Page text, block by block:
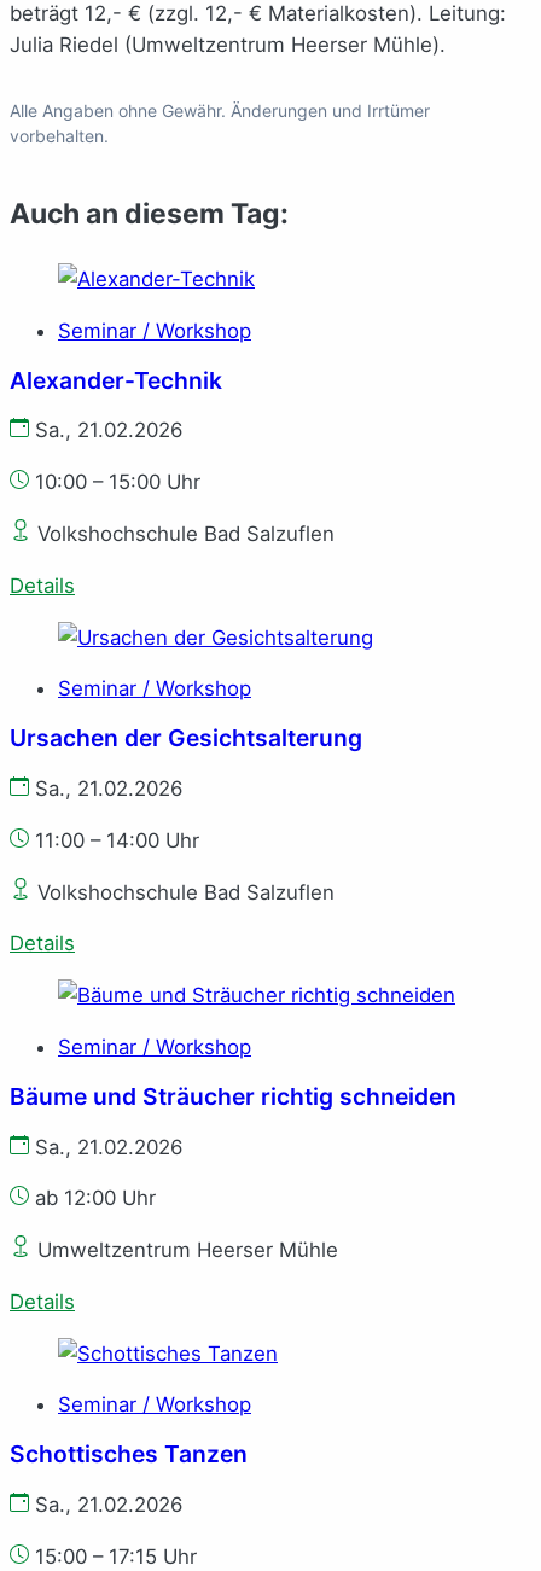
beträgt 12,- € (zzgl. 12,- € Materialkosten). Leitung:
Julia Riedel (Umweltzentrum Heerser Mühle).
Alle Angaben ohne Gewähr. Änderungen und Irrtümer
vorbehalten.
Auch an diesem Tag:
Seminar / Workshop
Alexander-Technik
Sa., 21.02.2026
10:00 – 15:00 Uhr
Volkshochschule Bad Salzuflen
Details
Seminar / Workshop
Ursachen der Gesichtsalterung
Sa., 21.02.2026
11:00 – 14:00 Uhr
Volkshochschule Bad Salzuflen
Details
Seminar / Workshop
Bäume und Sträucher richtig schneiden
Sa., 21.02.2026
ab 12:00 Uhr
Umweltzentrum Heerser Mühle
Details
Seminar / Workshop
Schottisches Tanzen
Sa., 21.02.2026
15:00 – 17:15 Uhr